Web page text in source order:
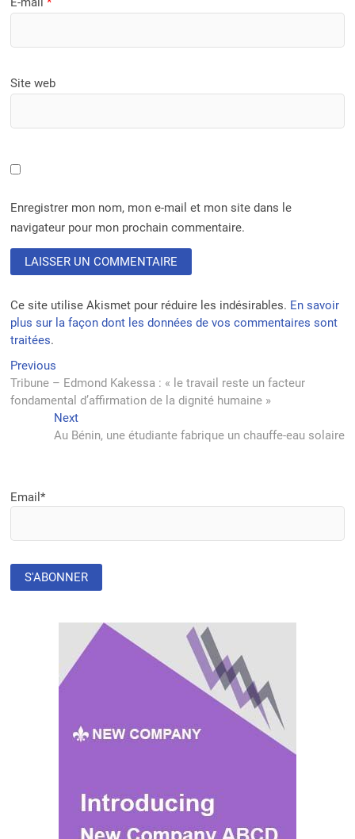
Site web
Enregistrer mon nom, mon e-mail et mon site dans le
navigateur pour mon prochain commentaire.
Ce site utilise Akismet pour réduire les indésirables. En savoir
plus sur la façon dont les données de vos commentaires sont
traitées.
Navigation
de
l’article
Previous
post:
Tribune – Edmond Kakessa : « le travail reste un facteur
fondamental d’affirmation de la dignité humaine »
NextNext
post:
Au Bénin, une étudiante fabrique un chauffe-eau solaire
Email*